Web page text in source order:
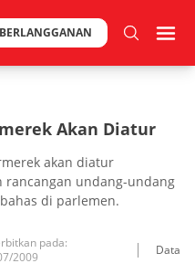
BERLANGGANAN
Akan Diatur
akan diatur
undang-undang
di parlemen.
pada:
2009
Data